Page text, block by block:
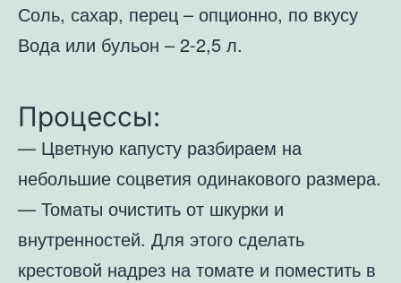
Соль, сахар, перец – опционно, по вкусу
Вода или бульон – 2-2,5 л.
Процессы:
— Цветную капусту разбираем на
небольшие соцветия одинакового размера.
— Томаты очистить от шкурки и
внутренностей. Для этого сделать
крестовой надрез на томате и поместить в